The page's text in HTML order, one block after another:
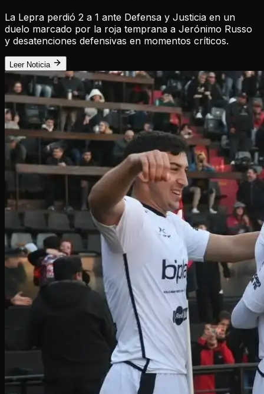
La Lepra perdió 2 a 1 ante Defensa y Justicia en un
duelo marcado por la roja temprana a Jerónimo Russo
y desatenciones defensivas en momentos críticos.
Leer Noticia